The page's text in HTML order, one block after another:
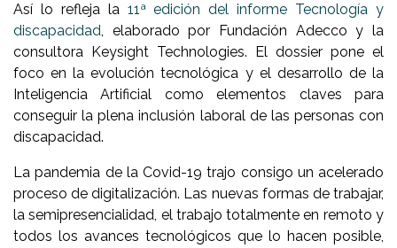
Así lo refleja la 11ª edición del informe Tecnología y
discapacidad, elaborado por Fundación Adecco y la
consultora Keysight Technologies. El dossier pone el
foco en la evolución tecnológica y el desarrollo de la
Inteligencia Artificial como elementos claves para
conseguir la plena inclusión laboral de las personas con
discapacidad.
La pandemia de la Covid-19 trajo consigo un acelerado
proceso de digitalización. Las nuevas formas de trabajar,
la semipresencialidad, el trabajo totalmente en remoto y
todos los avances tecnológicos que lo hacen posible,